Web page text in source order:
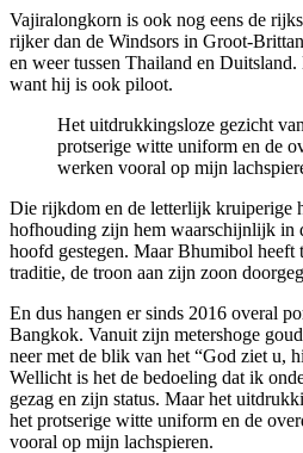
Vajiralongkorn is ook nog eens de
rijker dan de Windsors in Groot-
en weer tussen Thailand en
want hij is ook piloot.
Het uitdrukkingsloze gezicht
protserige witte uniform en de
werken vooral op mijn
Die rijkdom en de letterlijk kruiperige
hofhouding zijn hem waarschijnlijk in
hoofd gestegen. Maar Bhumibol heeft
traditie, de troon aan zijn zoon
En dus hangen er sinds 2016 overal
Bangkok. Vanuit zijn metershoge
neer met de blik van het “God ziet u,
Wellicht is het de bedoeling dat ik
gezag en zijn status. Maar het
het protserige witte uniform en de
vooral op mijn lachspieren.